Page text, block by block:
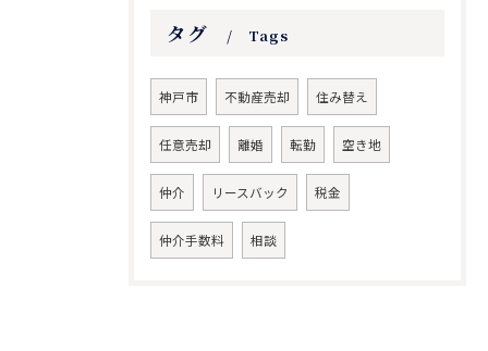
タグ Tags
神戸市 不動産売却 住み替え
任意売却 離婚 転勤 空き地
仲介 リースバック 税金
仲介手数料 相談